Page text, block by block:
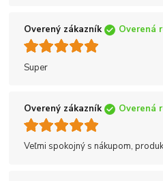
Overený zákazník Overená
Super
Overený zákazník Overená
Veľmi spokojný s nákupom,